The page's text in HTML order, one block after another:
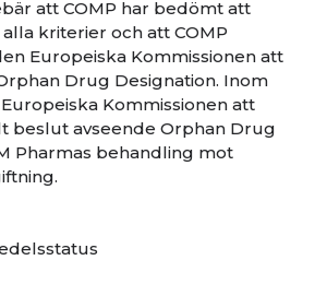
att COMP har bedömt att
kriterier och att COMP
Europeiska Kommissionen att
Drug Designation. Inom
Kommissionen att
beslut avseende Orphan Drug
Pharmas behandling mot